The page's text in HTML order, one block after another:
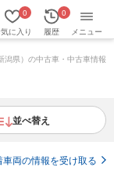
に入り
0
履歴
0
メニュー
潟県）の中古車・中古車情報
並べ替え
車両の情報を受け取る